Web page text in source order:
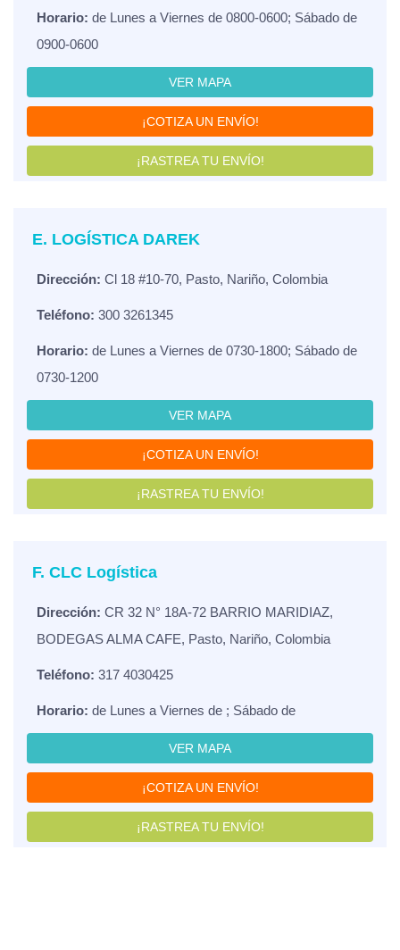
Horario: de Lunes a Viernes de 0800-0600; Sábado de
0900-0600
VER MAPA
¡COTIZA UN ENVÍO!
¡RASTREA TU ENVÍO!
E. LOGÍSTICA DAREK
Dirección: Cl 18 #10-70, Pasto, Nariño, Colombia
Teléfono: 300 3261345
Horario: de Lunes a Viernes de 0730-1800; Sábado de
0730-1200
VER MAPA
¡COTIZA UN ENVÍO!
¡RASTREA TU ENVÍO!
F. CLC Logística
Dirección: CR 32 N° 18A-72 BARRIO MARIDIAZ,
BODEGAS ALMA CAFE, Pasto, Nariño, Colombia
Teléfono: 317 4030425
Horario: de Lunes a Viernes de ; Sábado de
VER MAPA
¡COTIZA UN ENVÍO!
¡RASTREA TU ENVÍO!